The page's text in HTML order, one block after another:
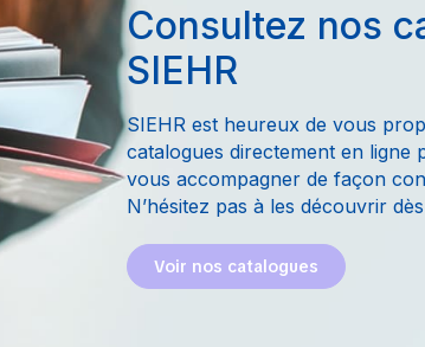
Consultez nos
SIEHR
SIEHR est heureux de vous
catalogues directement en ligne
vous accompagner de façon
N’hésitez pas à les découvrir
Voir nos catalogues